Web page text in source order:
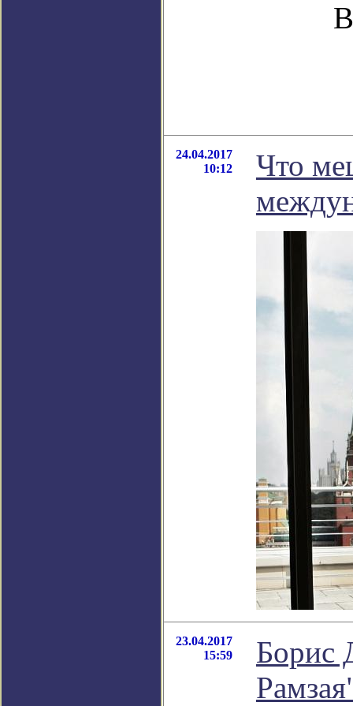
24.04.2017
10:12
Что
23.04.2017
15:59
Борис